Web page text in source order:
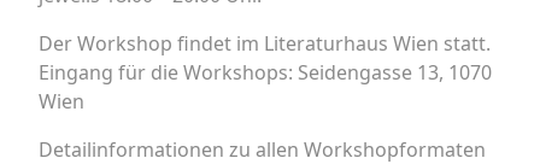
Der Workshop findet im Literaturhaus Wien statt.
Eingang für die Workshops: Seidengasse 13, 1070
Wien
Detailinformationen zu allen Workshopformaten